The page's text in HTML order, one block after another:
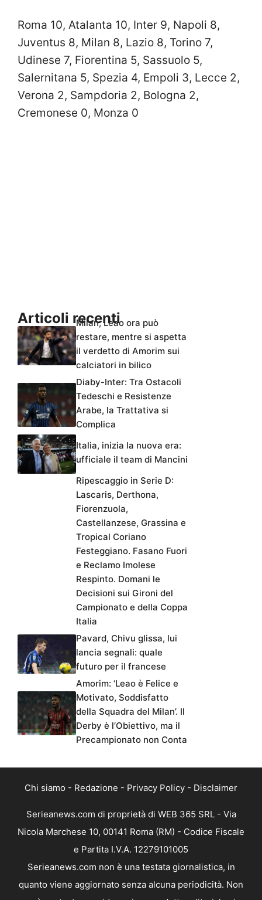
Roma 10, Atalanta 10, Inter 9, Napoli 8,
Juventus 8, Milan 8, Lazio 8, Torino 7,
Udinese 7, Fiorentina 5, Sassuolo 5,
Salernitana 5, Spezia 4, Empoli 3, Lecce 2,
Verona 2, Sampdoria 2, Bologna 2,
Cremonese 0, Monza 0
Articoli recenti
Milan, Leao ora può
restare, mentre si aspetta
il verdetto di Amorim sui
calciatori in bilico
Diaby-Inter: Tra Ostacoli
Tedeschi e Resistenze
Arabe, la Trattativa si
Complica
Italia, inizia la nuova era:
ufficiale il team di Mancini
Ripescaggio in Serie D:
Lascaris, Derthona,
Fiorenzuola,
Castellanzese, Grassina e
Tropical Coriano
Festeggiano. Fasano Fuori
e Reclamo Imolese
Respinto. Domani le
Decisioni sui Gironi del
Campionato e della Coppa
Italia
Pavard, Chivu glissa, lui
lancia segnali: quale
futuro per il francese
Amorim: ‘Leao è Felice e
Motivato, Soddisfatto
della Squadra del Milan’. Il
Derby è l’Obiettivo, ma il
Precampionato non Conta
Chi siamo - Redazione - Privacy Policy - Disclaimer
Serieanews.com di proprietà di WEB 365 SRL - Via
Nicola Marchese 10, 00141 Roma (RM) - Codice Fiscale
e Partita I.V.A. 12279101005
Serieanews.com non è una testata giornalistica, in
quanto viene aggiornato senza alcuna periodicità. Non